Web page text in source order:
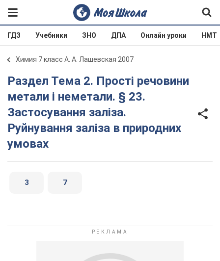
ГДЗ Учебники ЗНО ДПА Онлайн уроки НМТ
Химия 7 класс А. А. Лашевская 2007
Раздел Тема 2. Прості речовини
метали і неметали. § 23.
Застосування заліза.
Руйнування заліза в природних
умовах
3 7